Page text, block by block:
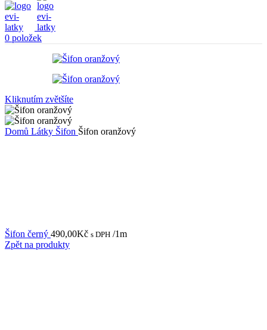
0 položek
Kliknutím zvětšíte
Domů Látky Šifon Šifon oranžový
Šifon černý 490,00Kč s DPH /1m
Zpět na produkty